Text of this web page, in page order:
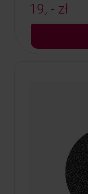
19, - zł